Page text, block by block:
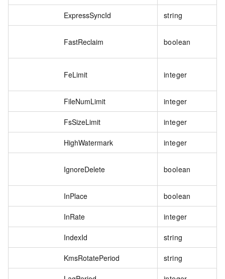
ExpressSyncId string
FastReclaim boolean
FeLimit integer
FileNumLimit integer
FsSizeLimit integer
HighWatermark integer
IgnoreDelete boolean
InPlace boolean
InRate integer
IndexId string
KmsRotatePeriod string